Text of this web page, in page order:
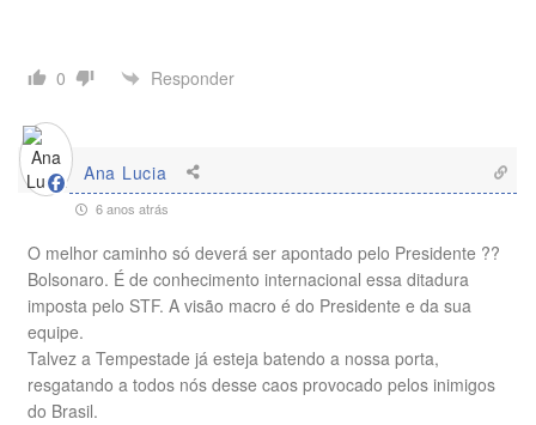
0 Responder
Ana Lucia
6 anos atrás
O melhor caminho só deverá ser apontado pelo Presidente ??
Bolsonaro. É de conhecimento internacional essa ditadura
imposta pelo STF. A visão macro é do Presidente e da sua
equipe.
Talvez a Tempestade já esteja batendo a nossa porta,
resgatando a todos nós desse caos provocado pelos inimigos
do Brasil.